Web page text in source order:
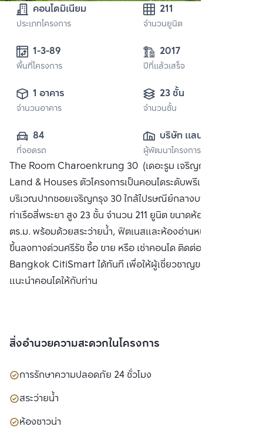
คอนโดมิเนียม
ประเภทโครงการ
211
จำนวนยูนิต
พื้นที่โครงการ
2017
ปีที่แล้วเสร็จ
1 อาคาร
จำนวนอาคาร
23 ชั้น
จำนวนชั้น
84
ที่จอดรถ
บริษัท แลนด์ แอนด์
เฮ้าส์ จำกัด
(มหาชน)
ผู้พัฒนาโครงการ
The Room Charoenkrung 30 (เดอะรูม เจริญกรุง 30) จาก
Land & Houses ตัวโครงการเป็นคอนโดระดับพรีเมี่ยมตั้งอยู่
บริเวณปากซอยเจริญกรุง 30 ใกล้ไปรษณีย์กลางบางรักและ
ท่าเรือสี่พระยา สูง 23 ชั้น จำนวน 211 ยูนิต ขนาดห้องเริ่มต้นที่ 53
ตร.ม. พร้อมด้วยสระว่ายน้ำ, ฟิตเนสและห้องอ่านหนังสือ ใกล้จุด
ขึ้นลงทางด่วนศรีรัช ซื้อ ขาย หรือ เช่าคอนโด ติดต่อหาเรา
Bangkok CitiSmart ได้ทันที เพื่อให้ผู้เชี่ยวชาญของเราได้
แนะนำคอนโดให้กับท่าน
สิ่งอำนวยความสะดวกในโครงการ
การรักษาความปลอดภัย 24 ชั่วโมง
สระว่ายน้ำ
ห้องซาวน่า